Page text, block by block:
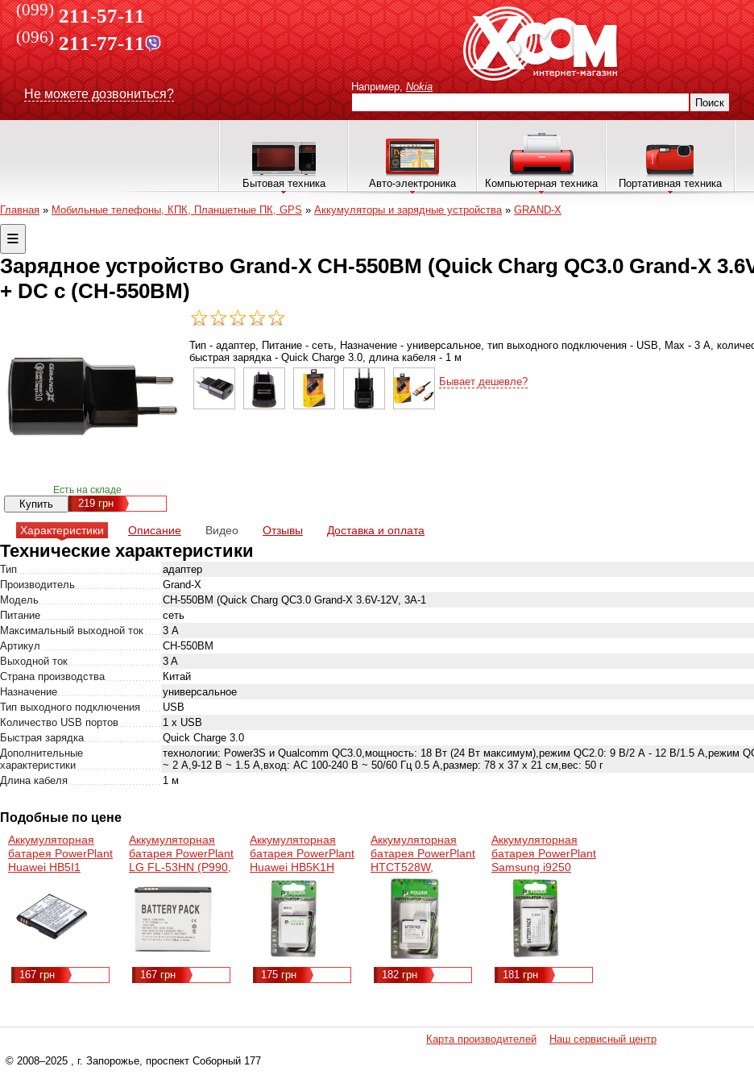
(099) 211-57-11
(096)211-77-11
Не можете дозвониться?
Например, Nokia
Поиск
Бытовая техника Авто-электроника Компьютерная техника Портативная техника
Главная » Мобильные телефоны, КПК, Планшетные ПК, GPS » Аккумуляторы и зарядные устройства» GRAND-X
Зарядное устройство Grand-X CH-550BM (Quick Charg QC3.0 Grand-X
+ DC c (CH-550BM)
Есть на складе
219грн
Тип - адаптер, Питание - сеть, Назначение - универсальное, тип выходного подключения - USB, Max - 3 А,
быстрая зарядка - Quick Charge 3.0, длина кабеля - 1 м
Бывает дешевле?
Характеристики Описание Видео Отзывы Доставка и оплата
Технические характеристики
Тип
адаптер
Производитель
Grand-X
Модель
CH-550BM (Quick Charg QC3.0 Grand-X 3.6V-12V, 3A-1
Питание
сеть
Максимальный выходной ток
3 А
Артикул
CH-550BM
Выходной ток
3 A
Страна производства
Китай
Назначение
универсальное
Тип выходного подключения
USB
Количество USB портов
1 x USB
Быстрая зарядка
Quick Charge 3.0
Дополнительные
характеристики
технологии: Power3S и Qualcomm QC3.0,мощность: 18 Вт (24 Вт максимум),режим QC2.0: 9 В/2 А - 12 В/1.5 А,режим
~ 2 А,9-12 В ~ 1.5 А,вход: AC 100-240 В ~ 50/60 Гц 0.5 А,размер: 78 х 37 х 21 см,вес: 50 г
Длина кабеля
1 м
Подобные по цене
Аккумуляторная
батарея PowerPlant
Huawei HB5I1
C6200, C6110,
G6150, G7010)
(DV00DV6089)
167 грн
Аккумуляторная
батарея PowerPlant
LG FL-53HN (P990,
Optimus 3D)
(DV00DV6097)
167 грн
Аккумуляторная
батарея PowerPlant
Huawei HB5K1H
(U8650, C8650,
M865)
(DV00DV6070)
175 грн
Аккумуляторная
батарея PowerPlant
HTCT528W,
PM60120, One SV,
C520e, C525E,
C525C
(DV00DV6202)
182 грн
Аккумуляторная
батарея PowerPlant
Samsung i9250
(Galaxy Nexus)
(DV00DV6076)
181 грн
Карта производителей
Наш сервисный центр
© 2008–2025 , г. Запорожье, проспект Соборный 177